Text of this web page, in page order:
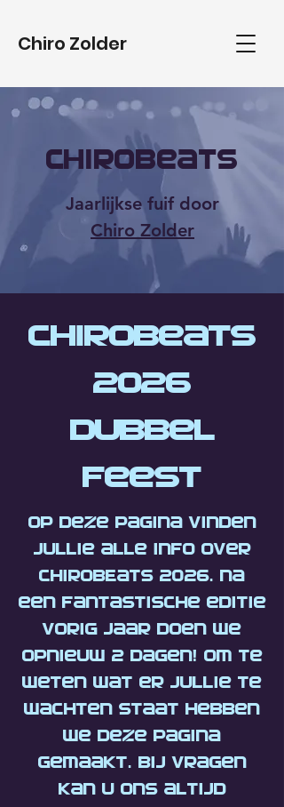
Chiro Zolder
Chirobeats
Jaarlijkse fuif door
Chiro Zolder
Chirobeats
2026
Dubbel
Feest
Op deze pagina vinden
jullie alle info over
CHIROBEATS 2026. Na
een fantastische editie
vorig jaar doen we
opnieuw 2 dagen! Om te
weten wat er jullie te
wachten staat hebben
we deze pagina
gemaakt. Bij vragen
kan u ons altijd